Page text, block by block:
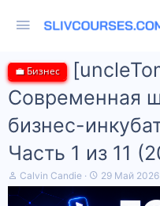
💼 Бизнес
Современная
бизнес-
Часть 1 из 11
А
в
Calvin Candie
Д
а
29 Май 2026